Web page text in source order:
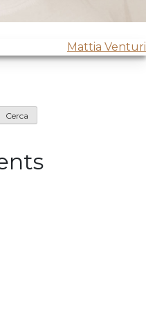
Mattia Venturi